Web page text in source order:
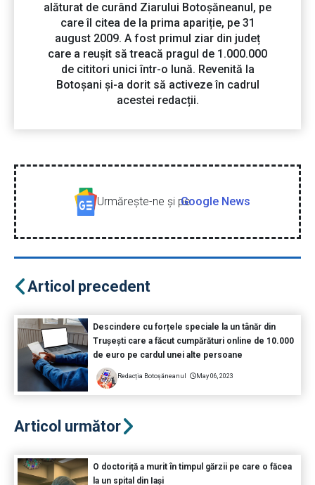
alăturat de curând Ziarului Botoșăneanul, pe
care îl citea de la prima apariție, pe 31
august 2009. A fost primul ziar din județ
care a reușit să treacă pragul de 1.000.000
de cititori unici într-o lună. Revenită la
Botoșani și-a dorit să activeze în cadrul
acestei redacții.
Urmăreşte-ne şi peGoogle News
Articol precedent
Descindere cu forțele speciale la un tânăr din
Trușești care a făcut cumpărături online de 10.000
de euro pe cardul unei alte persoane
Redacția Botoșăneanul May 06, 2023
Articol următor
O doctoriță a murit în timpul gărzii pe care o făcea
la un spital din Iași